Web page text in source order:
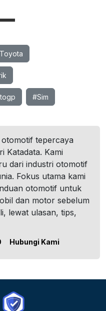
#Sim
tepercaya
Katadata. Kami
dari industri otomotif
Fokus utama kami
otomotif untuk
dan motor sebelum
lewat ulasan, tips,
Hubungi Kami